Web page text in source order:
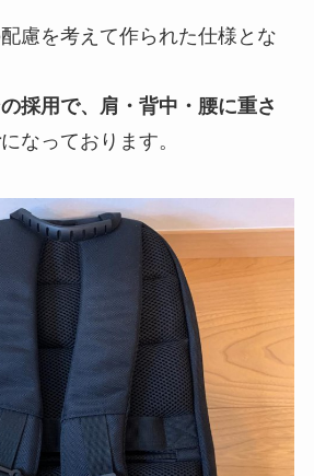
慮を考えて作られた仕様とな
採用で、肩・背中・腰に重さ
になっております。